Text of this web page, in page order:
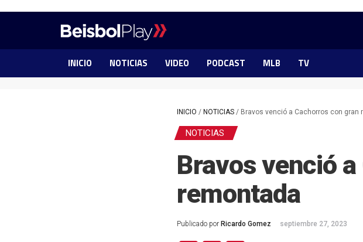
INICIO NOTICIAS VIDEO PODCAST MLB TV
INICIO / NOTICIAS / Bravos venció a Cachorros con gran
NOTICIAS
Bravos venció
remontada
Publicado por Ricardo Gomez septiembre 27, 2023